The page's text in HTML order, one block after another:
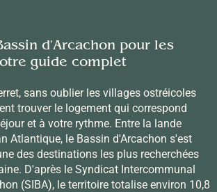
d'Arcachon pour les
guide complet
sans oublier les villages ostréicoles
trouver le logement qui correspond
et à votre rythme. Entre la lande
Atlantique, le Bassin d'Arcachon s'est
des destinations les plus recherchées
D'après le Syndicat Intercommunal
(SIBA), le territoire totalise environ 10,8